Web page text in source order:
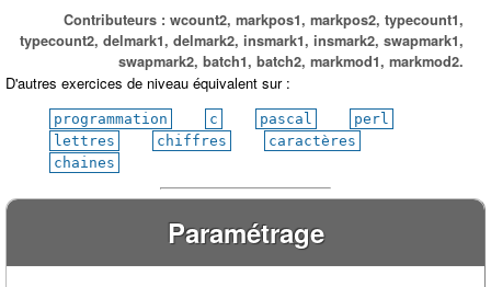
Contributeurs : wcount2, markpos1, markpos2, typecount1,
typecount2, delmark1, delmark2, insmark1, insmark2, swapmark1,
swapmark2, batch1, batch2, markmod1, markmod2.
D'autres exercices de niveau équivalent sur :
programmation c pascal
perl
lettres
chiffres
caractères
chaines
Paramétrage